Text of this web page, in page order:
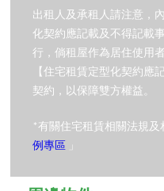
出租人及承租人請注意，
化契約應記載及不得記載
行，倘租屋作為居住使用
【住宅租賃定型化契約應
契約，以保障雙方權益。
*有關住宅租賃相關法規及
例專區 」